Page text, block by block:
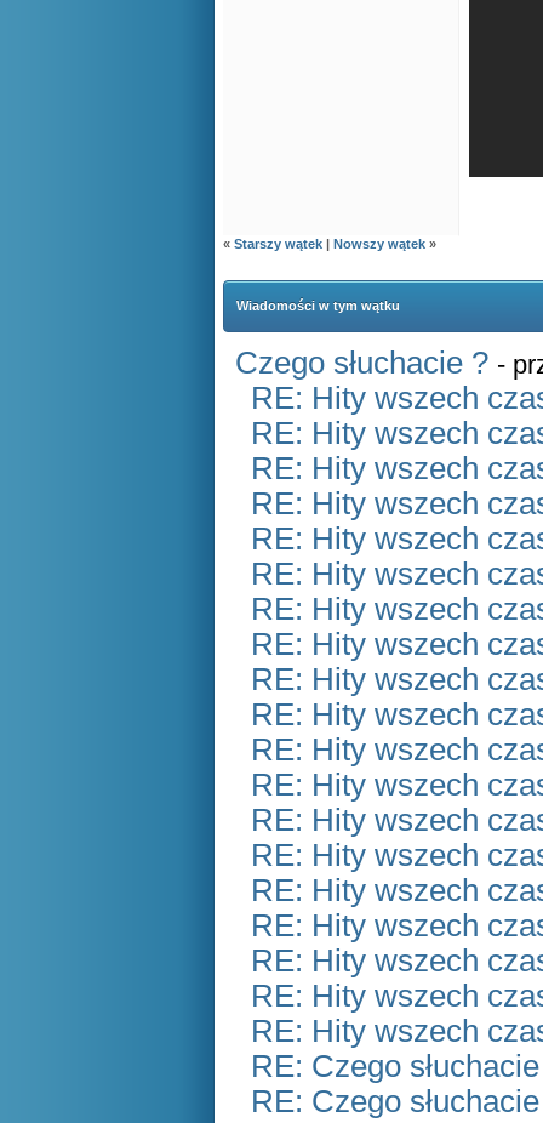
« Starszy wątek | Nowszy wątek »
Wiadomości w tym wątku
Czego słuchacie ? -
RE: Hity wszech
RE: Hity wszech
RE: Hity wszech
RE: Hity wszech
RE: Hity wszech
RE: Hity wszech
RE: Hity wszech
RE: Hity wszech
RE: Hity wszech
RE: Hity wszech
RE: Hity wszech
RE: Hity wszech
RE: Hity wszech
RE: Hity wszech
RE: Hity wszech
RE: Hity wszech
RE: Hity wszech
RE: Hity wszech
RE: Hity wszech
RE: Czego
RE: Czego